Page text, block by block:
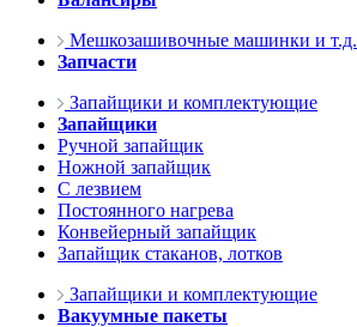
Мешкозашивочные машинки и т.д.
Запчасти
Запайщики и комплектующие
Запайщики
Ручной запайщик
Ножной запайщик
С лезвием
Постоянного нагрева
Конвейерный запайщик
Запайщик стаканов, лотков
Запайщики и комплектующие
Вакуумные пакеты